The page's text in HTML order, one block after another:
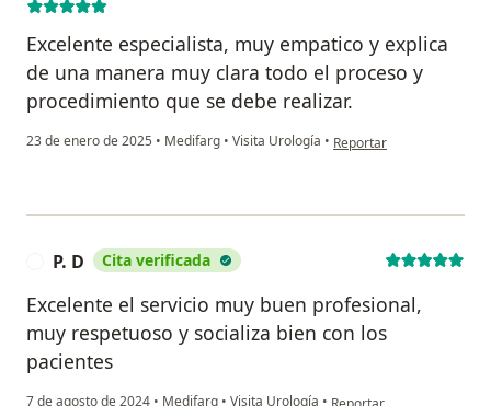
Excelente especialista, muy empatico y explica
de una manera muy clara todo el proceso y
procedimiento que se debe realizar.
23 de enero de 2025 • Medifarg • Visita Urología • en opinión del usuario
Reportar
P. D Cita verificada
Excelente el servicio muy buen profesional,
muy respetuoso y socializa bien con los
pacientes
7 de agosto de 2024 • Medifarg • Visita Urología • en opinión del usuario P. D